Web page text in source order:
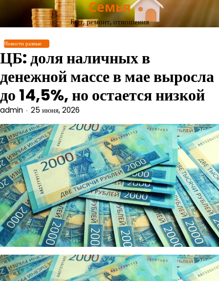
Перейти
содержимому
Семья
Быт, ремонт, отношения
Новости разные
ЦБ: доля наличных в
денежной массе в мае выросла
до 14,5%, но остается низкой
admin 25 июня, 2026